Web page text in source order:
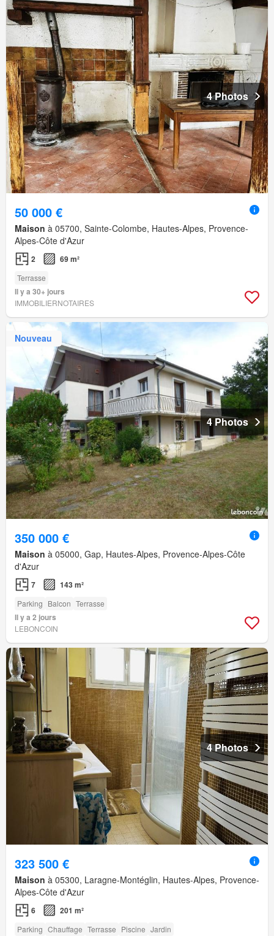
4 Photos
50 000 €
Maison à 05700, Sainte-Colombe, Hautes-Alpes, Provence-
Alpes-Côte d'Azur
2 69 m²
Terrasse
Il y a 30+ jours
IMMOBILIERNOTAIRES
Nouveau
4 Photos
350 000 €
Maison à 05000, Gap, Hautes-Alpes, Provence-Alpes-Côte
d'Azur
7 143 m²
Parking Balcon Terrasse
Il y a 2 jours
LEBONCOIN
4 Photos
323 500 €
Maison à 05300, Laragne-Montéglin, Hautes-Alpes, Provence-
Alpes-Côte d'Azur
6 201 m²
Parking Chauffage Terrasse Piscine Jardin